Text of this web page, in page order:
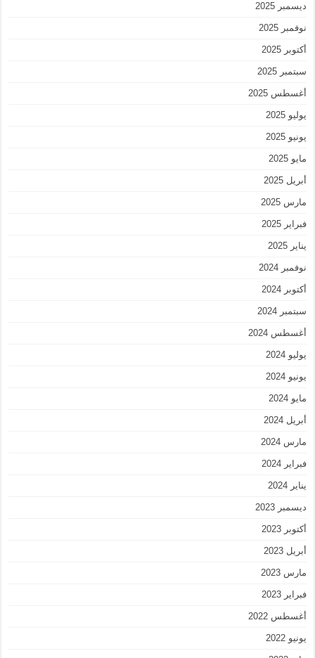
ديسمبر 2025
نوفمبر 2025
أكتوبر 2025
سبتمبر 2025
أغسطس 2025
يوليو 2025
يونيو 2025
مايو 2025
أبريل 2025
مارس 2025
فبراير 2025
يناير 2025
نوفمبر 2024
أكتوبر 2024
سبتمبر 2024
أغسطس 2024
يوليو 2024
يونيو 2024
مايو 2024
أبريل 2024
مارس 2024
فبراير 2024
يناير 2024
ديسمبر 2023
أكتوبر 2023
أبريل 2023
مارس 2023
فبراير 2023
أغسطس 2022
يونيو 2022